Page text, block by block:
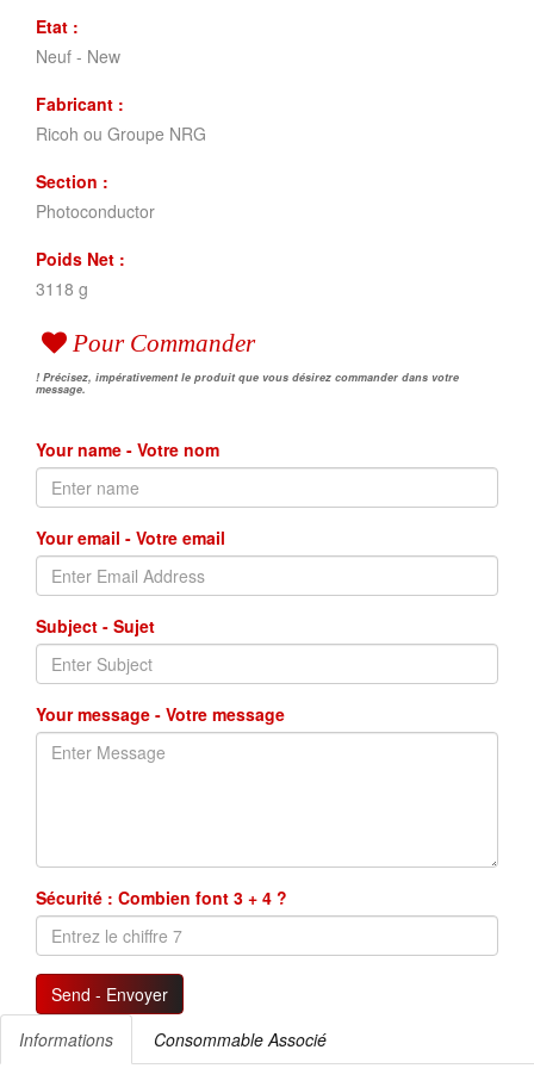
Etat :
Neuf - New
Fabricant :
Ricoh ou Groupe NRG
Section :
Photoconductor
Poids Net :
3118 g
Pour Commander
! Précisez, impérativement le produit que vous désirez commander dans votre
message.
Your name - Votre nom
Your email - Votre email
Subject - Sujet
Your message - Votre message
Sécurité : Combien font 3 + 4 ?
Send - Envoyer
Informations
Consommable Associé